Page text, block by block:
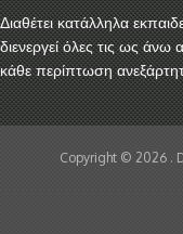
Διαθέτει κατάλληλα
διενεργεί όλες τις ως άνω
κάθε περίπτωση
Copyright © 2026 .